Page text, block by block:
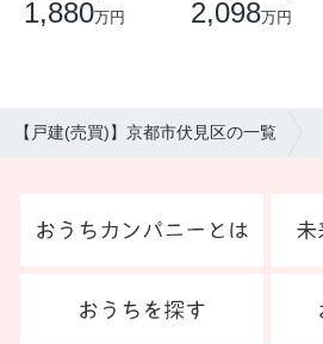
1,880万円 2,098万円
【戸建(売買)】京都市伏見区の一覧